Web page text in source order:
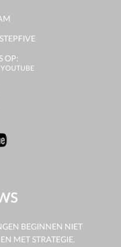
OP:
YOUTUBE
BEGINNEN NIET
MET STRATEGIE.